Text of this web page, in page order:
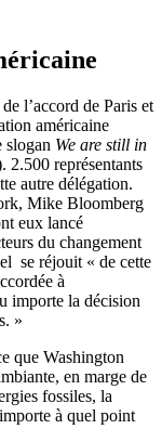
l’accord de Paris et
américaine
slogan We are still in
2.500 représentants
autre délégation.
Mike Bloomberg
eux lancé
du changement
se réjouit « de cette
à
importe la décision
»
que Washington
en marge de
fossiles, la
à quel point